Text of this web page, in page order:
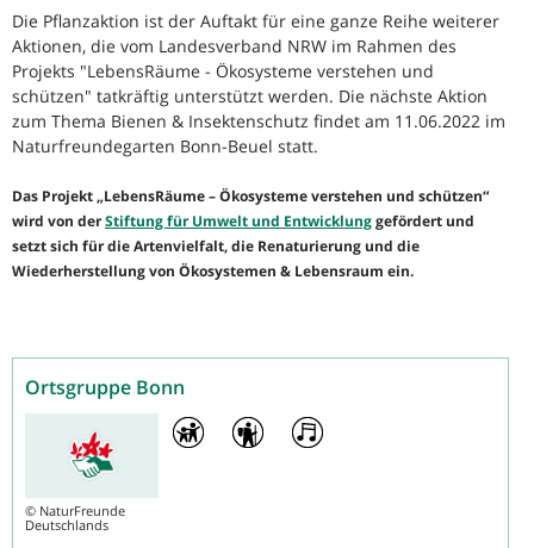
Die Pflanzaktion ist der Auftakt für eine ganze Reihe weiterer
Aktionen, die vom Landesverband NRW im Rahmen des
Projekts "LebensRäume - Ökosysteme verstehen und
schützen" tatkräftig unterstützt werden. Die nächste Aktion
zum Thema Bienen & Insektenschutz findet am 11.06.2022 im
Naturfreundegarten Bonn-Beuel statt.
Das Projekt „LebensRäume – Ökosysteme verstehen und schützen“
wird von derStiftung für Umwelt und Entwicklung gefördert und
setzt sich für die Artenvielfalt, die Renaturierung und die
Wiederherstellung von Ökosystemen & Lebensraum ein.
Ortsgruppe Bonn
© NaturFreunde
Deutschlands